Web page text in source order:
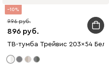
10
896
996
ТВ-тумба Трейвис 203x54